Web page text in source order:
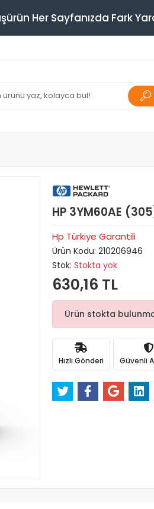
Her Sayfanızda Fark
HP 3YM60AE
Hp Türkiye Garantili
Ürün Kodu: 210206946
Stok: Stokta yok
630,16 TL
Ürün stokta
Hızlı Gönderi Güvenli